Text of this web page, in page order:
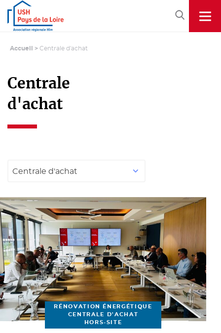
Accueil > Centrale d'achat
Centrale
d'achat
Centrale d'achat
RÉNOVATION ÉNERGÉTIQUE
CENTRALE D'ACHAT
HORS-SITE